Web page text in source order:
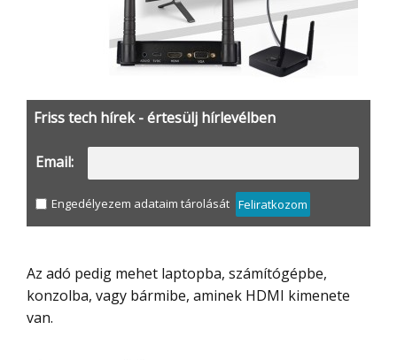
Friss tech hírek - értesülj hírlevélben
Email:
Engedélyezem adataim tárolását Feliratkozom
Az adó pedig mehet laptopba, számítógépbe,
konzolba, vagy bármibe, aminek HDMI kimenete
van.